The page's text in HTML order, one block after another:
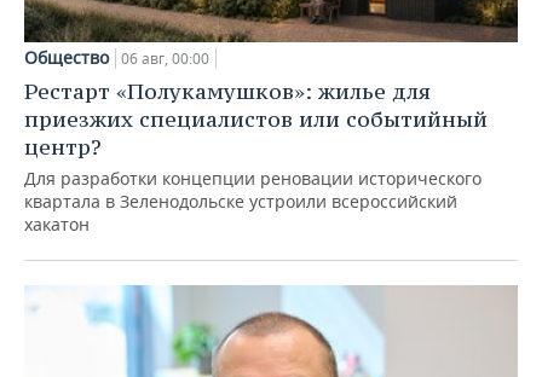
Общество 06 авг, 00:00
Рестарт «Полукамушков»: жилье для
приезжих специалистов или событийный
центр?
Для разработки концепции реновации исторического
квартала в Зеленодольске устроили всероссийский
хакатон